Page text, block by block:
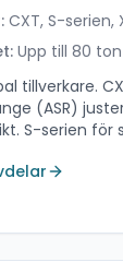
CXT, S-serien,
Upp till 80
tillverkare.
(ASR)
S-serien för